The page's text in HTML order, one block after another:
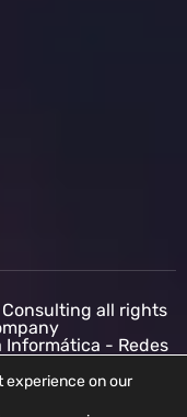
all rights
- Redes
Informático
experience on our